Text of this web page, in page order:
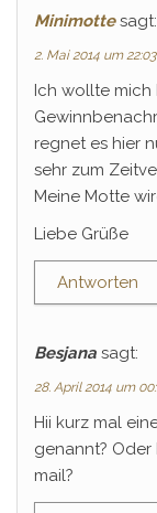
Minimotte sagt:
2. Mai 2014 um
Ich wollte
regnet es hier
sehr zum
Meine Motte
Liebe Grüße
Antworten
Besjana sagt:
28. April 2014 um
Hii kurz mal
genannt?
mail?